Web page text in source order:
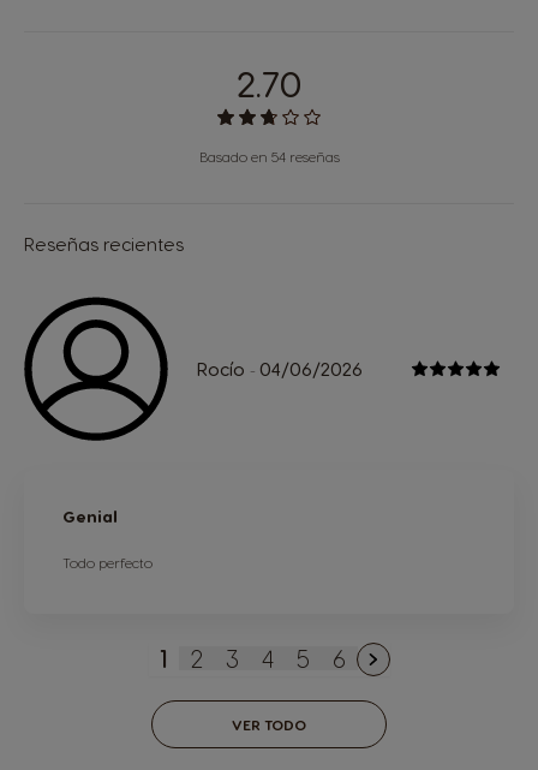
2.70
Basado en 54 reseñas
Reseñas recientes
Rocío - 04/06/2026
Genial
Todo perfecto
Actualmente estás leyendo
1 Página
2 Página
3 Página
4 Página
5 Página
6
VER TODO